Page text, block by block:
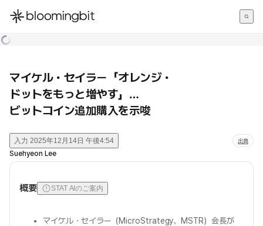
한국어
マイケル・セイラー「オレンジ・
ドットをもっと増やす」…
ビットコイン追加購入を示唆
入力 2025年12月14日 午後4:54 出典
Suehyeon Lee
概要 STAT AIのご案内
マイケル・セイラー（MicroStrategy、MSTR）会長が